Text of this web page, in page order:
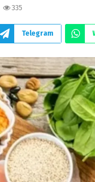
335
Telegram